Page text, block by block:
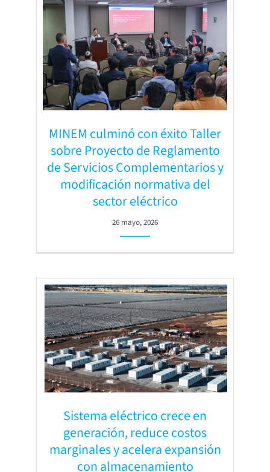
MINEM culminó con éxito Taller
sobre Proyecto de Reglamento
de Servicios Complementarios y
modificación normativa del
sector eléctrico
26 mayo, 2026
Sistema eléctrico crece en
generación, reduce costos
marginales y acelera expansión
con almacenamiento